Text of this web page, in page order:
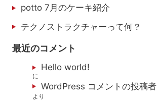
potto 7月のケーキ紹介
テクノストラクチャーって何？
最近のコメント
Hello world!
に
WordPress コメントの投稿者
より